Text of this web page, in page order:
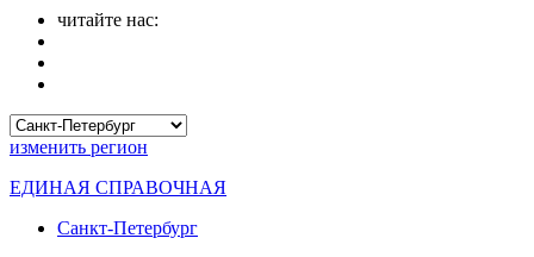
читайте нас:
изменить регион
ЕДИНАЯ СПРАВОЧНАЯ
Санкт-Петербург